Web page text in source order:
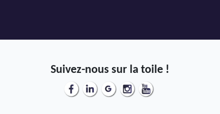
Suivez-nous sur la toile !